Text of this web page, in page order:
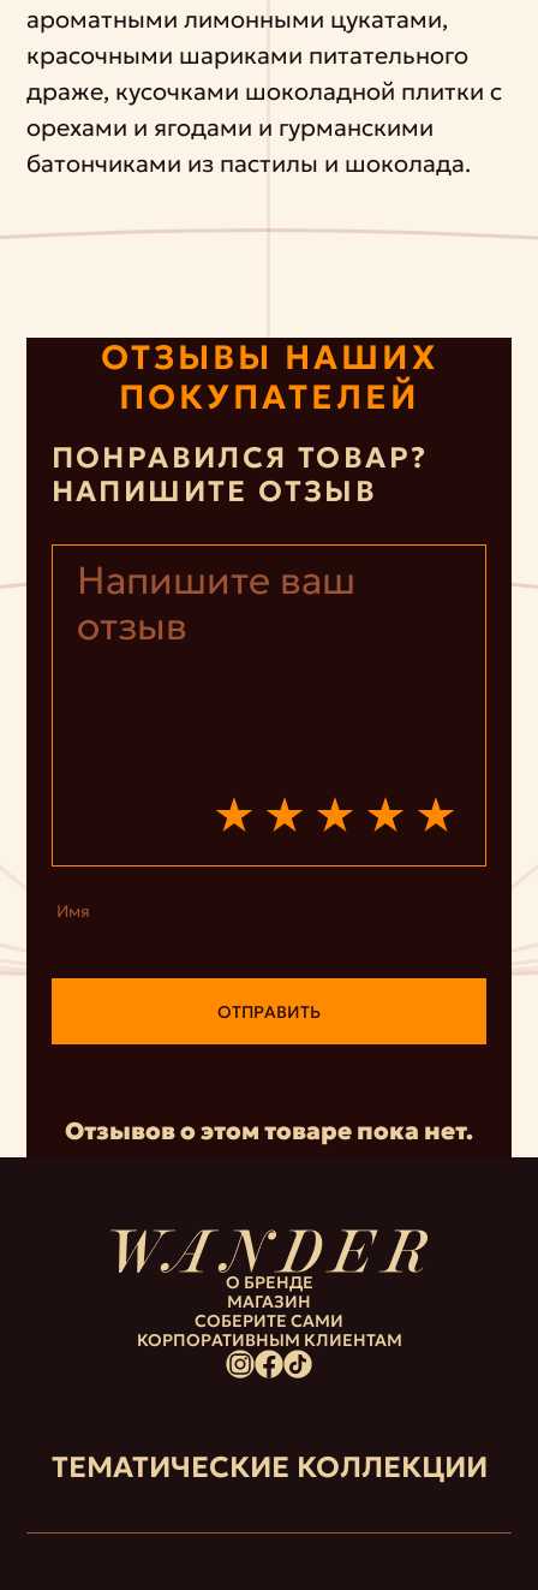
ароматными лимонными цукатами,
красочными шариками питательного
драже, кусочками шоколадной плитки с
орехами и ягодами и гурманскими
батончиками из пастилы и шоколада.
ОТЗЫВЫ НАШИХ
ПОКУПАТЕЛЕЙ
Отзывов о этом товаре пока нет.
ПОНРАВИЛСЯ ТОВАР?
НАПИШИТЕ ОТЗЫВ
Имя
ОТПРАВИТЬ
О БРЕНДЕ
МАГАЗИН
СОБЕРИТЕ САМИ
КОРПОРАТИВНЫМ КЛИЕНТАМ
ТЕМАТИЧЕСКИЕ КОЛЛЕКЦИИ